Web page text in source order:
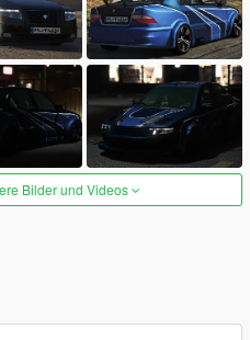
Bilder und Videos